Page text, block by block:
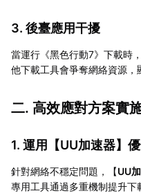
3. 後臺應用干擾
當運行《黑色行動7》下載時
他下載工具會爭奪網絡資源，
二. 高效應對方案實
1. 運用【UU加速器】
針對網絡不穩定問題，【UU
專用工具通過多重機制提升下